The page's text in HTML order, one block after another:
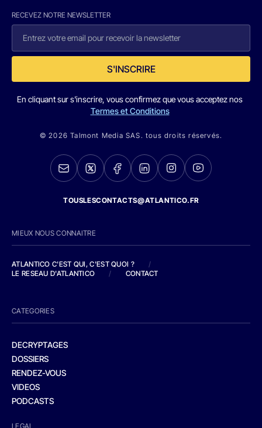
RECEVEZ NOTRE NEWSLETTER
S'INSCRIRE
En cliquant sur s'inscrire, vous confirmez que vous acceptez nos
Termes et Conditions
© 2026 Talmont Media SAS. tous droits réservés.
TOUSLESCONTACTS@ATLANTICO.FR
MIEUX NOUS CONNAITRE
ATLANTICO C'EST QUI, C'EST QUOI ?
/
LE RESEAU D'ATLANTICO
/ CONTACT
CATEGORIES
DECRYPTAGES
DOSSIERS
RENDEZ-VOUS
VIDEOS
PODCASTS
LEGAL